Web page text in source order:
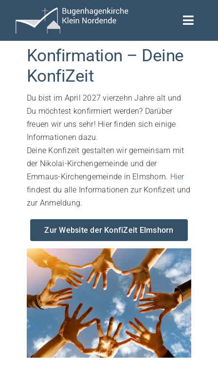
content
Toggle
Konfirmation – Deine
KonfiZeit
Du bist im April 2027 vierzehn Jahre alt und
Du möchtest konfirmiert werden? Darüber
freuen wir uns sehr! Hier finden sich einige
Informationen dazu.
Deine Konfizeit gestalten wir gemeinsam mit
der Nikolai-Kirchengemeinde und der
Emmaus-Kirchengemeinde in Elmshorn. Hier
findest du alle Informationen zur Konfizeit und
zur Anmeldung.
Zur Website der KonfiZeit Elmshorn